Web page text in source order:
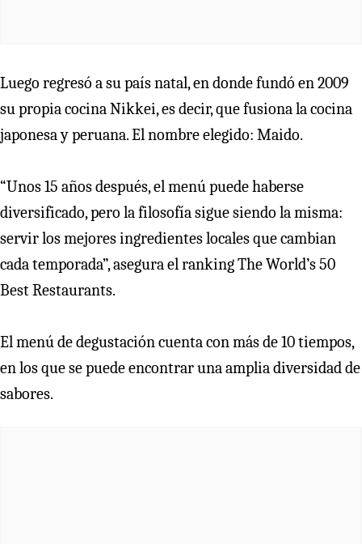
Luego regresó a su país natal, en donde fundó en 2009
su propia cocina Nikkei, es decir, que fusiona la cocina
japonesa y peruana. El nombre elegido: Maido.
“Unos 15 años después, el menú puede haberse
diversificado, pero la filosofía sigue siendo la misma:
servir los mejores ingredientes locales que cambian
cada temporada”, asegura el ranking The World’s 50
Best Restaurants.
El menú de degustación cuenta con más de 10 tiempos,
en los que se puede encontrar una amplia diversidad de
sabores.